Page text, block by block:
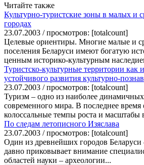
Читайте также
Культурно-туристские зоны в малых и
городах
23.07.2003 / просмотров: [totalcount]
Целевые ориентиры. Многие малые и
поселения Беларуси имеют богатую
ценным историко-культурным
Туристско-культурные территории как
устойчивого развития культурно-
23.07.2003 / просмотров: [totalcount]
Туризм – одно из наиболее
современного мира. В последнее время
колоссальные темпы роста и масштабы
По следам летописного Изяслава
23.07.2003 / просмотров: [totalcount]
Один из древнейших городов Беларуси
давно приковывает внимание
областей науки – археологии...